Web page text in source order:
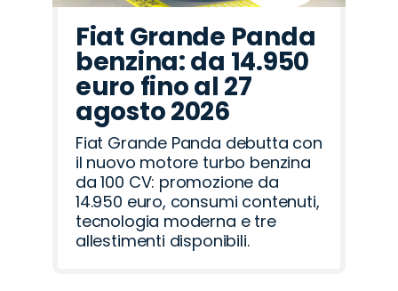
Fiat Grande Panda
benzina: da 14.950
euro fino al 27
agosto 2026
Fiat Grande Panda debutta con
il nuovo motore turbo benzina
da 100 CV: promozione da
14.950 euro, consumi contenuti,
tecnologia moderna e tre
allestimenti disponibili.